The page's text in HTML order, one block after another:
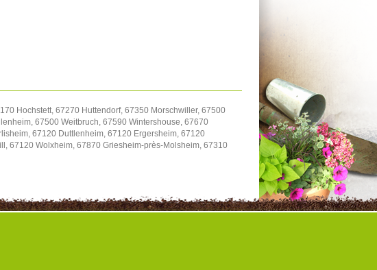
Hochstett, 67270 Huttendorf, 67350 Morschwiller, 67500
67500 Weitbruch, 67590 Wintershouse, 67670
67120 Duttlenheim, 67120 Ergersheim, 67120
67120 Wolxheim, 67870 Griesheim-près-Molsheim, 67310